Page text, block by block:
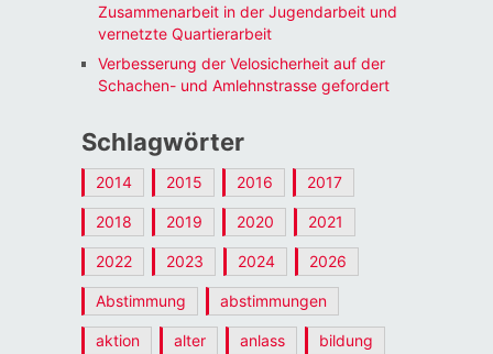
Zusammenarbeit in der Jugendarbeit und
vernetzte Quartierarbeit
Verbesserung der Velosicherheit auf der
Schachen- und Amlehnstrasse gefordert
Schlagwörter
2014 2015 2016 2017
2018 2019 2020 2021
2022 2023 2024 2026
Abstimmung abstimmungen
aktion alter anlass bildung